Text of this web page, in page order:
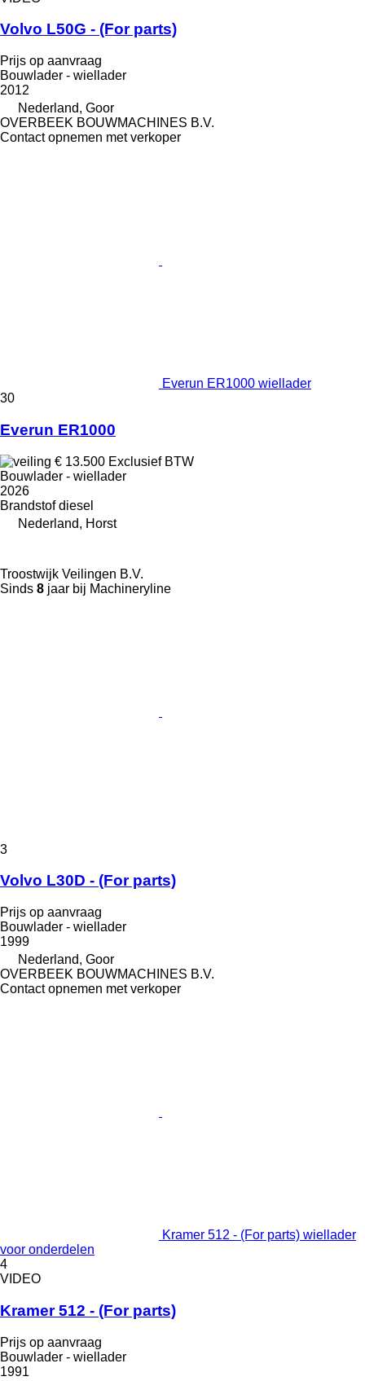
Volvo L50G - (For parts)
Prijs op aanvraag
Bouwlader - wiellader
2012
Nederland, Goor
OVERBEEK BOUWMACHINES B.V.
Contact opnemen met verkoper
Everun ER1000 wiellader
30
Everun ER1000
€ 13.500 Exclusief BTW
Bouwlader - wiellader
2026
Brandstof diesel
Nederland, Horst
Troostwijk Veilingen B.V.
Sinds 8 jaar bij Machineryline
3
Volvo L30D - (For parts)
Prijs op aanvraag
Bouwlader - wiellader
1999
Nederland, Goor
OVERBEEK BOUWMACHINES B.V.
Contact opnemen met verkoper
Kramer 512 - (For parts) wiellader
voor onderdelen
4
VIDEO
Kramer 512 - (For parts)
Prijs op aanvraag
Bouwlader - wiellader
1991